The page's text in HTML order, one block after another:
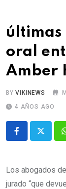
últimas
oral
Amber
BYVIKINEWS
4 AÑOS AGO
Los abogados
jurado “que